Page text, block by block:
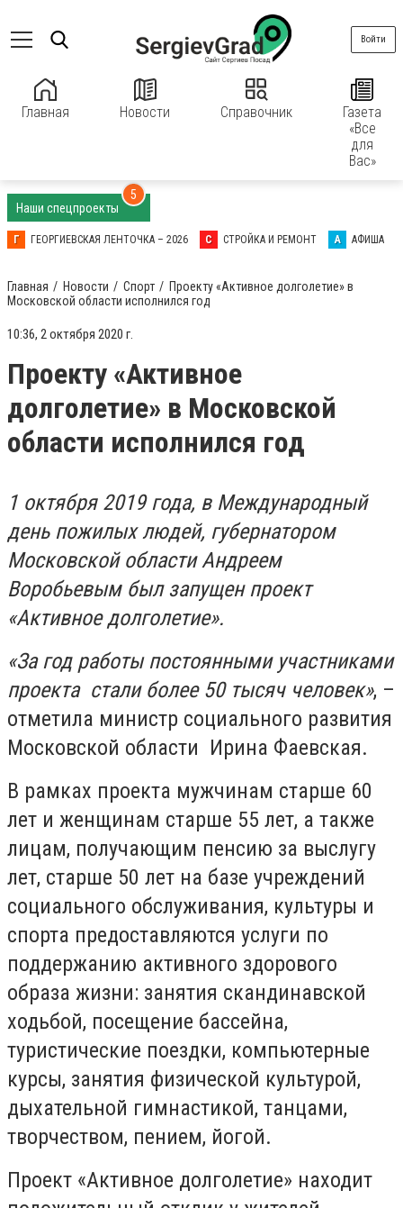
Главная Новости Справочник
Газета
«Все
для
Вас»
Войти
Наши спецпроекты
5
Г ГЕОРГИЕВСКАЯ ЛЕНТОЧКА – 2026 С СТРОЙКА И РЕМОНТ А АФИША
Главная Новости Спорт
Проекту «Активное долголетие» в
Московской области исполнился год
10:36, 2 октября 2020 г.
Проекту «Активное
долголетие» в Московской
области исполнился год
1 октября 2019 года, в Международный
день пожилых людей, губернатором
Московской области Андреем
Воробьевым был запущен проект
«Активное долголетие».
«За год работы постоянными участниками
проекта стали более 50 тысяч человек», –
отметила министр социального развития
Московской области Ирина Фаевская.
В рамках проекта мужчинам старше 60
лет и женщинам старше 55 лет, а также
лицам, получающим пенсию за выслугу
лет, старше 50 лет на базе учреждений
социального обслуживания, культуры и
спорта предоставляются услуги по
поддержанию активного здорового
образа жизни: занятия скандинавской
ходьбой, посещение бассейна,
туристические поездки, компьютерные
курсы, занятия физической культурой,
дыхательной гимнастикой, танцами,
творчеством, пением, йогой.
Проект «Активное долголетие» находит